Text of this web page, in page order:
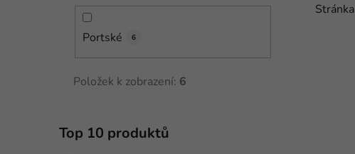
Portské 6
Položek k zobrazení: 6
Top 10 produktů
Stránka